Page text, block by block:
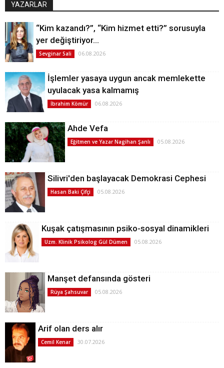
YAZARLAR
“Kim kazandı?”, “Kim hizmet etti?” sorusuyla
yer değiştiriyor…
Sevginar Sali 06.08.2026
İşlemler yasaya uygun ancak memlekette
uyulacak yasa kalmamış
İbrahim Kömür 06.08.2026
Ahde Vefa
Eğitmen ve Yazar Nagihan Şanlı 05.08.2026
Silivri'den başlayacak Demokrasi Cephesi
Hasan Baki Çifçi 05.08.2026
Kuşak çatışmasının psiko-sosyal dinamikleri
Uzm. Klinik Psikolog Gül Dümen 05.08.2026
Manşet defansında gösteri
Rüya Şahsuvar 05.08.2026
Arif olan ders alır
Cemil Kenar 30.07.2026